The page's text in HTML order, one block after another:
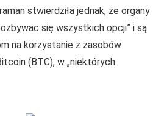
stwierdziła jednak, że organy
się wszystkich opcji” i są
na korzystanie z zasobów
(BTC), w „niektórych